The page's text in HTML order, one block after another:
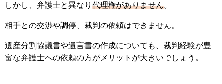
しかし、弁護士と異なり 代理権がありません。
相手との交渉や調停、裁判の依頼はできません。
遺産分割協議書や遺言書の作成についても、裁判経験が豊
富な弁護士への依頼の方がメリットが大きいでしょう。